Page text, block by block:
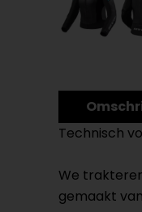
Technisch
We
gemaakt